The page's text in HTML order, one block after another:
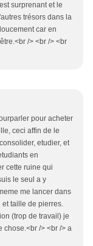
surprenant et le
trésors dans la
car en
/> <br /> <br
pour acheter
ceci affin de le
etudier, et
en
cette ruine qui
le seul a y
me lancer dans
taille de pierres.
(trop de travail) je
chose.<br /> <br /> a